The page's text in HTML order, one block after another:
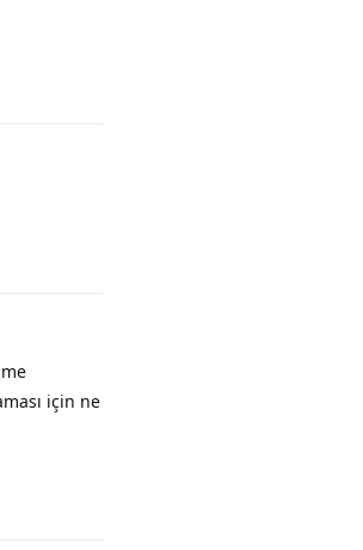
için ne